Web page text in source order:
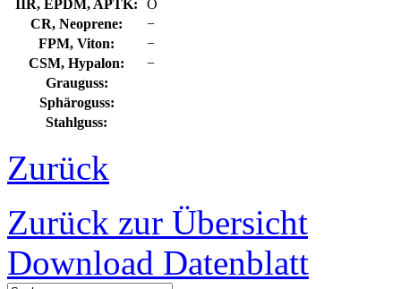
IIR, EPDM, APTK:
O
CR, Neoprene:
−
FPM, Viton:
−
CSM, Hypalon:
−
Grauguss:
Sphäroguss:
Stahlguss:
Zurück
Zurück zur Übersicht
Download Datenblatt